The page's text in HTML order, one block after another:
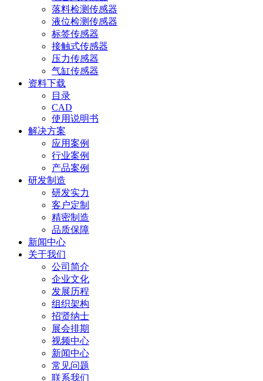
落料检测传感器
液位检测传感器
标签传感器
接触式传感器
压力传感器
气缸传感器
资料下载
目录
CAD
使用说明书
解决方案
应用案例
行业案例
产品案例
研发制造
研发实力
客户定制
精密制造
品质保障
新闻中心
关于我们
公司简介
企业文化
发展历程
组织架构
招贤纳士
展会排期
视频中心
新闻中心
常见问题
联系我们